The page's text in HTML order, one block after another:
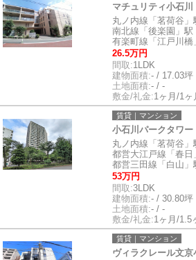
マチュリティ小石川
丸ノ内線「茗荷谷」
南北線「後楽園」駅
有楽町線「江戸川橋
26.5万円
間取:1LDK
建物面積:- / 17.03坪
土地面積:- / -
敷金/礼金:1ヶ月/1ヶ
賃貸｜マンション
小石川パークタワー
丸ノ内線「茗荷谷」
都営大江戸線「春日
都営三田線「白山」
53万円
間取:3LDK
建物面積:- / 30.80坪
土地面積:- / -
敷金/礼金:1ヶ月/1.5
賃貸｜マンション
ヴィラクレール文京